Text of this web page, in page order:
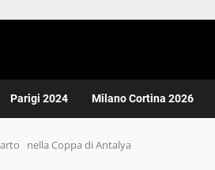
Parigi 2024 Milano Cortina 2026
nella Coppa di Antalya